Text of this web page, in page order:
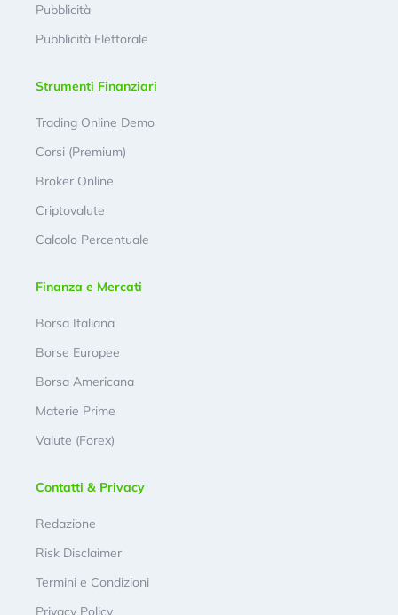
Pubblicità
Pubblicità Elettorale
Strumenti Finanziari
Trading Online Demo
Corsi (Premium)
Broker Online
Criptovalute
Calcolo Percentuale
Finanza e Mercati
Borsa Italiana
Borse Europee
Borsa Americana
Materie Prime
Valute (Forex)
Contatti & Privacy
Redazione
Risk Disclaimer
Termini e Condizioni
Privacy Policy